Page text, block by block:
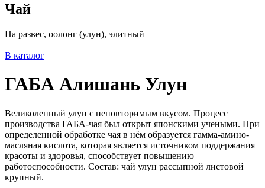
Чай
На развес, оолонг (улун), элитный
В каталог
ГАБА Алишань Улун
Великолепный улун с неповторимым вкусом. Процесс
производства ГАБА-чая был открыт японскими учеными. При
определенной обработке чая в нём образуется гамма-амино-
масляная кислота, которая является источником поддержания
красоты и здоровья, способствует повышению
работоспособности. Состав: чай улун рассыпной листовой
крупный.